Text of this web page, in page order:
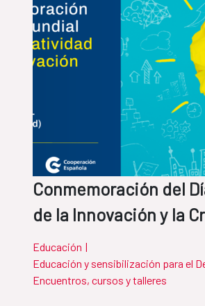
Conmemoración del
de la Innovación y la
Educación |
Educación y sensibilización para el
Encuentros, cursos y talleres